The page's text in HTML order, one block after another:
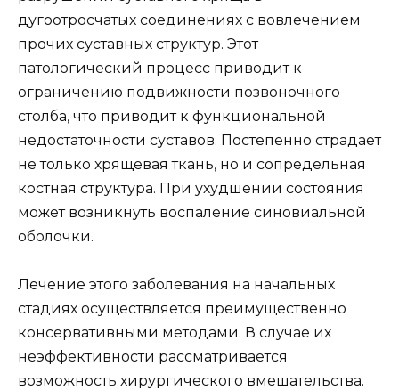
дугоотросчатых соединениях с вовлечением
прочих суставных структур. Этот
патологический процесс приводит к
ограничению подвижности позвоночного
столба, что приводит к функциональной
недостаточности суставов. Постепенно страдает
не только хрящевая ткань, но и сопредельная
костная структура. При ухудшении состояния
может возникнуть воспаление синовиальной
оболочки.
Лечение этого заболевания на начальных
стадиях осуществляется преимущественно
консервативными методами. В случае их
неэффективности рассматривается
возможность хирургического вмешательства.